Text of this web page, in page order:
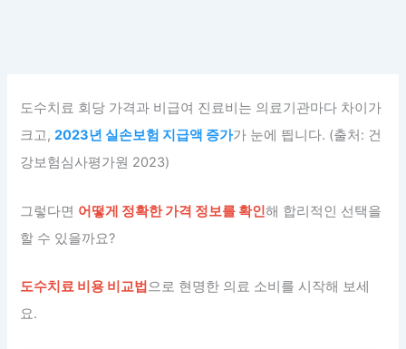
도수치료 회당 가격과 비급여 진료비는 의료기관마다 차이가
크고,2023년 실손보험 지급액 증가가 눈에 띕니다. (출처: 건
강보험심사평가원 2023)
그렇다면 어떻게 정확한 가격 정보를 확인해 합리적인 선택을
할 수 있을까요?
도수치료 비용 비교법으로 현명한 의료 소비를 시작해 보세
요.